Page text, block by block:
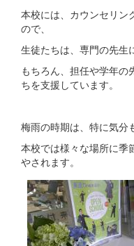
本校には、カウンセリン
ので、
生徒たちは、専門の先生
もちろん、担任や学年の
ちを支援しています。
梅雨の時期は、特に気分
本校では様々な場所に季
やされます。